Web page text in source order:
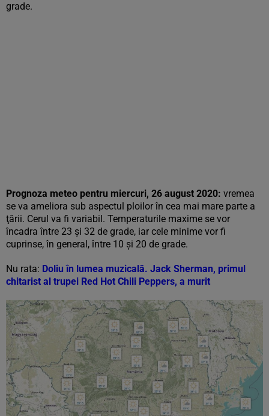
grade.
Prognoza meteo pentru miercuri, 26 august 2020: vremea
se va ameliora sub aspectul ploilor în cea mai mare parte a
ţării. Cerul va fi variabil. Temperaturile maxime se vor
încadra între 23 şi 32 de grade, iar cele minime vor fi
cuprinse, în general, între 10 şi 20 de grade.
Nu rata: Doliu în lumea muzicală. Jack Sherman, primul
chitarist al trupei Red Hot Chili Peppers, a murit